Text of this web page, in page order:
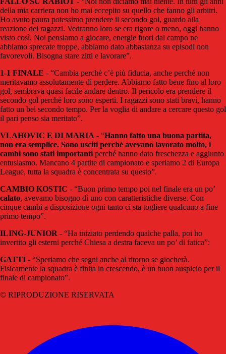
della mia carriera non ho mai eccepito su quello che fanno gli arbitri.
Ho avuto paura potessimo prendere il secondo gol, guardo alla
reazione dei ragazzi. Vedranno loro se era rigore o meno, oggi hanno
visto così. Noi pensiamo a giocare, energie fuori dal campo ne
abbiamo sprecate troppe, abbiamo dato abbastanza su episodi non
favorevoli. Bisogna stare zitti e lavorare”.
1-1 FINALE - “Cambia perché c’è più fiducia, anche perché non
meritavamo assolutamente di perdere. Abbiamo fatto bene fino al loro
gol, sembrava quasi facile andare dentro. Il pericolo era prendere il
secondo gol perché loro sono esperti. I ragazzi sono stati bravi, hanno
fatto un bel secondo tempo. Per la voglia di andare a cercare questo gol
il pari penso sia meritato”.
VLAHOVIC E DI MARIA - “Hanno fatto una buona partita,
non era semplice. Sono usciti perché avevano lavorato molto, i
cambi sono stati importanti perché hanno dato freschezza e aggiunto
entusiasmo. Mancano 4 partite di campionato e speriamo 2 di Europa
League, tutta la squadra è concentrata su questo”.
CAMBIO KOSTIC - “Buon primo tempo poi nel finale era un po’
calato, avevamo bisogno di uno con caratteristiche diverse. Con
cinque cambi a disposizione ogni tanto ci sta togliere qualcuno a fine
primo tempo”.
ILING-JUNIOR - “Ha iniziato perdendo qualche palla, poi ho
invertito gli esterni perché Chiesa a destra faceva un po’ di fatica”:
GATTI - “Speriamo che segni anche al ritorno se giocherà.
Fisicamente la squadra è finita in crescendo, è un buon auspicio per il
finale di campionato”.
© RIPRODUZIONE RISERVATA